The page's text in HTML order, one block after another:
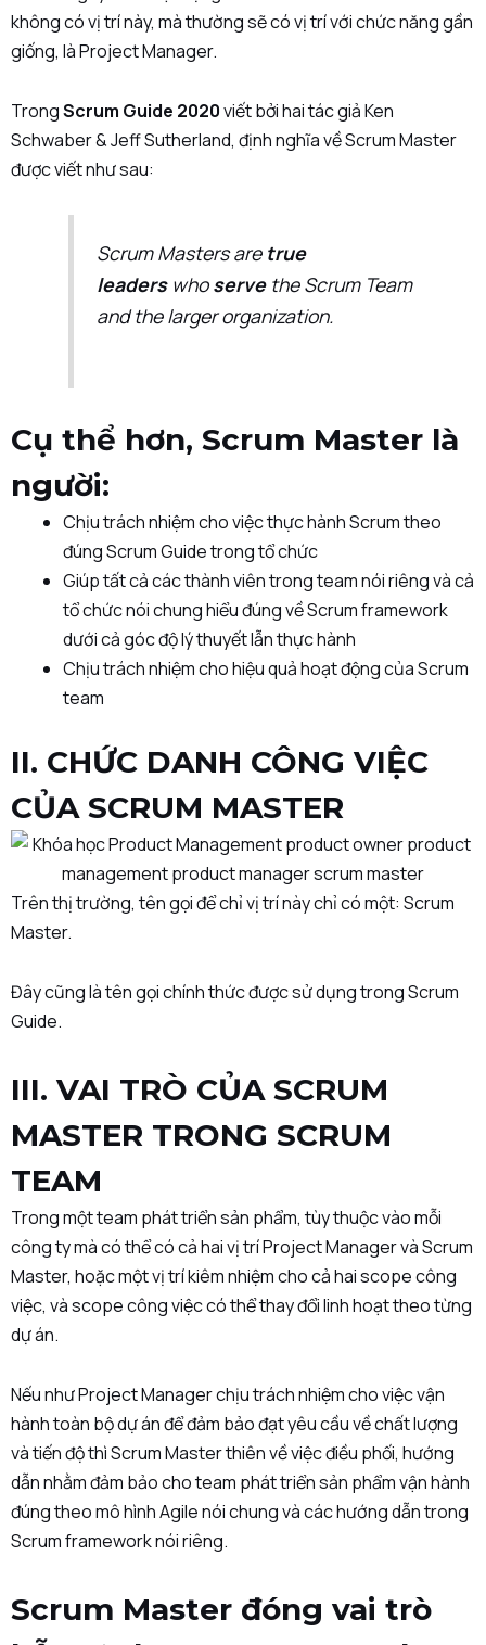
không có vị trí này, mà thường sẽ có vị trí với chức năng gần
giống, là Project Manager.
TrongScrum Guide 2020viết bởi hai tác giả Ken
Schwaber & Jeff Sutherland, định nghĩa về Scrum Master
được viết như sau:
Scrum Masters are true
leaderswhoservethe Scrum Team
and the larger organization.
Cụ thể hơn, Scrum Master là
người:
Chịu trách nhiệm cho việc thực hành Scrum theo
đúng Scrum Guide trong tổ chức
Giúp tất cả các thành viên trong team nói riêng và cả
tổ chức nói chung hiểu đúng về Scrum framework
dưới cả góc độ lý thuyết lẫn thực hành
Chịu trách nhiệm cho hiệu quả hoạt động của Scrum
team
II. CHỨC DANH CÔNG VIỆC
CỦA SCRUM MASTER
Trên thị trường, tên gọi để chỉ vị trí này chỉ có một: Scrum
Master.
Đây cũng là tên gọi chính thức được sử dụng trong Scrum
Guide.
III. VAI TRÒ CỦA SCRUM
MASTER TRONG SCRUM
TEAM
Trong một team phát triển sản phẩm, tùy thuộc vào mỗi
công ty mà có thể có cả hai vị trí Project Manager và Scrum
Master, hoặc một vị trí kiêm nhiệm cho cả hai scope công
việc, và scope công việc có thể thay đổi linh hoạt theo từng
dự án.
Nếu như Project Manager chịu trách nhiệm cho việc vận
hành toàn bộ dự án để đảm bảo đạt yêu cầu về chất lượng
và tiến độ thì Scrum Master thiên về việc điều phối, hướng
dẫn nhằm đảm bảo cho team phát triển sản phẩm vận hành
đúng theo mô hình Agile nói chung và các hướng dẫn trong
Scrum framework nói riêng.
Scrum Master đóng vai trò